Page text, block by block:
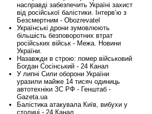
насправді забезпечить Україні захист
від російської балістики. Інтерв’ю з
Безсмертним - Obozrevatel
Українські дрони зумовлюють
більшість безповоротних втрат
російських військ - Межа. Новини
України.
Назавжди в строю: помер військовий
Богдан Сосінський - 24 Канал
У липні Сили оборони України
уразили майже 14 тисяч одиниць
автотехніки ЗС РФ - Генштаб -
Gazeta.ua
Балістика атакувала Київ, вибухи у
столиці - 24 Канал